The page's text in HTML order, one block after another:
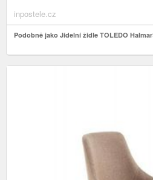
inpostele.cz
Podobně jako Jídelní židle TOLEDO Halmar